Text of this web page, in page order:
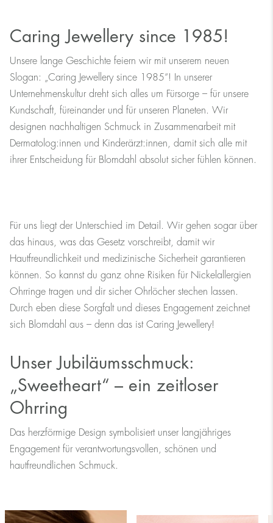
Caring Jewellery since 1985!
Unsere lange Geschichte feiern wir mit unserem neuen
Slogan: „Caring Jewellery since 1985“! In unserer
Unternehmenskultur dreht sich alles um Fürsorge – für unsere
Kundschaft, füreinander und für unseren Planeten. Wir
designen nachhaltigen Schmuck in Zusammenarbeit mit
Dermatolog:innen und Kinderärzt:innen, damit sich alle mit
ihrer Entscheidung für Blomdahl absolut sicher fühlen können.
Für uns liegt der Unterschied im Detail. Wir gehen sogar über
das hinaus, was das Gesetz vorschreibt, damit wir
Hautfreundlichkeit und medizinische Sicherheit garantieren
können. So kannst du ganz ohne Risiken für Nickelallergien
Ohrringe tragen und dir sicher Ohrlöcher stechen lassen.
Durch eben diese Sorgfalt und dieses Engagement zeichnet
sich Blomdahl aus – denn das ist Caring Jewellery!
Unser Jubiläumsschmuck:
„Sweetheart“ – ein zeitloser
Ohrring
Das herzförmige Design symbolisiert unser langjähriges
Engagement für verantwortungsvollen, schönen und
hautfreundlichen Schmuck.